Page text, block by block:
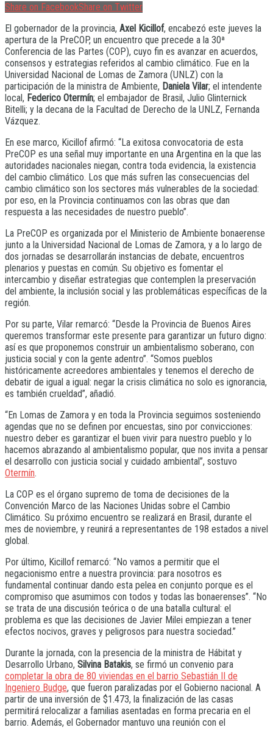
Share on FacebookShare on Twitter
El gobernador de la provincia, Axel Kicillof, encabezó este jueves la
apertura de la PreCOP, un encuentro que precede a la 30ª
Conferencia de las Partes (COP), cuyo fin es avanzar en acuerdos,
consensos y estrategias referidos al cambio climático. Fue en la
Universidad Nacional de Lomas de Zamora (UNLZ) con la
participación de la ministra de Ambiente, Daniela Vilar; el intendente
local, Federico Otermín; el embajador de Brasil, Julio Glinternick
Bitelli; y la decana de la Facultad de Derecho de la UNLZ, Fernanda
Vázquez.
En ese marco, Kicillof afirmó: “La exitosa convocatoria de esta
PreCOP es una señal muy importante en una Argentina en la que las
autoridades nacionales niegan, contra toda evidencia, la existencia
del cambio climático. Los que más sufren las consecuencias del
cambio climático son los sectores más vulnerables de la sociedad:
por eso, en la Provincia continuamos con las obras que dan
respuesta a las necesidades de nuestro pueblo”.
La PreCOP es organizada por el Ministerio de Ambiente bonaerense
junto a la Universidad Nacional de Lomas de Zamora, y a lo largo de
dos jornadas se desarrollarán instancias de debate, encuentros
plenarios y puestas en común. Su objetivo es fomentar el
intercambio y diseñar estrategias que contemplen la preservación
del ambiente, la inclusión social y las problemáticas específicas de la
región.
Por su parte, Vilar remarcó: “Desde la Provincia de Buenos Aires
queremos transformar este presente para garantizar un futuro digno:
así es que proponemos construir un ambientalismo soberano, con
justicia social y con la gente adentro”. “Somos pueblos
históricamente acreedores ambientales y tenemos el derecho de
debatir de igual a igual: negar la crisis climática no solo es ignorancia,
es también crueldad”, añadió.
“En Lomas de Zamora y en toda la Provincia seguimos sosteniendo
agendas que no se definen por encuestas, sino por convicciones:
nuestro deber es garantizar el buen vivir para nuestro pueblo y lo
hacemos abrazando al ambientalismo popular, que nos invita a pensar
el desarrollo con justicia social y cuidado ambiental”, sostuvo
Otermín.
La COP es el órgano supremo de toma de decisiones de la
Convención Marco de las Naciones Unidas sobre el Cambio
Climático. Su próximo encuentro se realizará en Brasil, durante el
mes de noviembre, y reunirá a representantes de 198 estados a nivel
global.
Por último, Kicillof remarcó: “No vamos a permitir que el
negacionismo entre a nuestra provincia: para nosotros es
fundamental continuar dando esta pelea en conjunto porque es el
compromiso que asumimos con todos y todas las bonaerenses”. “No
se trata de una discusión teórica o de una batalla cultural: el
problema es que las decisiones de Javier Milei empiezan a tener
efectos nocivos, graves y peligrosos para nuestra sociedad.”
Durante la jornada, con la presencia de la ministra de Hábitat y
Desarrollo Urbano, Silvina Batakis, se firmó un convenio para
completar la obra de 80 viviendas en el barrio Sebastián II de
Ingeniero Budge, que fueron paralizadas por el Gobierno nacional. A
partir de una inversión de $1.473, la finalización de las casas
permitirá relocalizar a familias asentadas en forma precaria en el
barrio. Además, el Gobernador mantuvo una reunión con el